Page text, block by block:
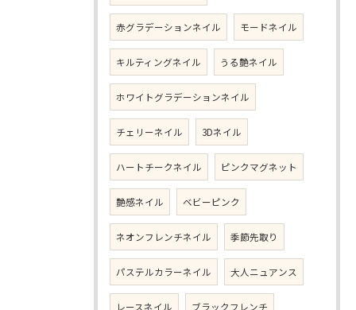
赤グラデーションネイル モードネイル
キルティングネイル うる艶ネイル
ホワイトグラデーションネイル
チェリーネイル 3Dネイル
ハートチークネイル ピンクマグネット
艶感ネイル ベビーピンク
ネオンフレンチネイル 季節先取り
パステルカラーネイル 大人ニュアンス
レースネイル ブラックフレンチ